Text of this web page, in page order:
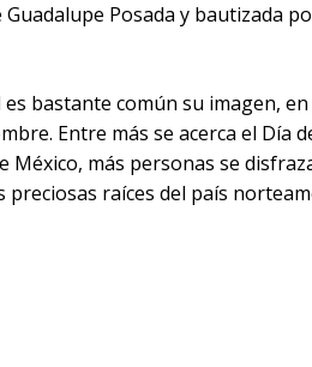
Guadalupe Posada y bautizada
es bastante común su imagen,
Entre más se acerca el Día
México, más personas se
preciosas raíces del país